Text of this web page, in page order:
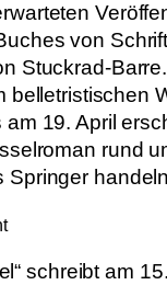
von
Stuckrad-Barre.
belletristischen
am 19. April
rund
Springer
schreibt am